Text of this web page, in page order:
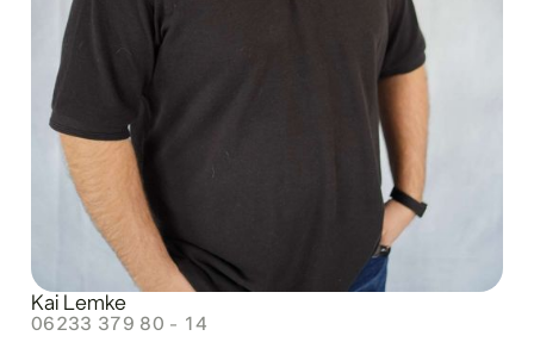
Kai Lemke
06233 379 80 - 14